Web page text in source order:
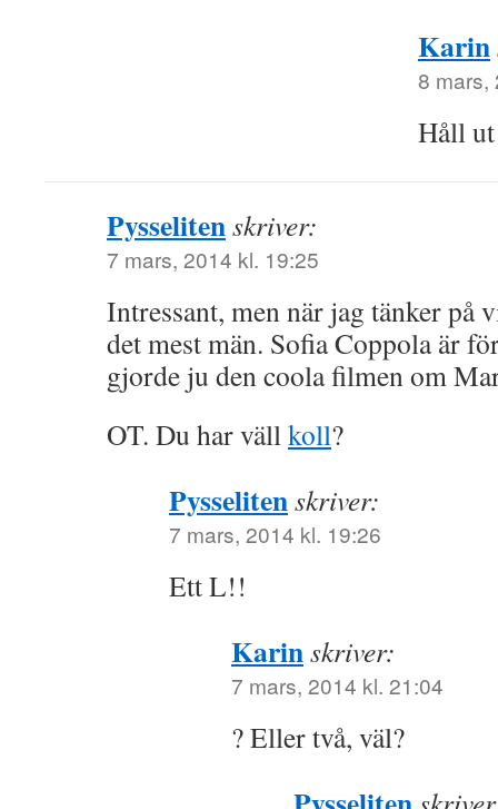
Karin
8 mars,
Håll
Pysselitenskriver:
7 mars, 2014 kl. 19:25
Intressant, men när jag tänker på
det mest män. Sofia Coppola är
gjorde ju den coola filmen om
OT. Du har vällkoll?
Pysselitenskriver:
7 mars, 2014 kl. 19:26
Ett L!!
Karinskriver:
7 mars, 2014 kl. 21:04
? Eller två, väl?